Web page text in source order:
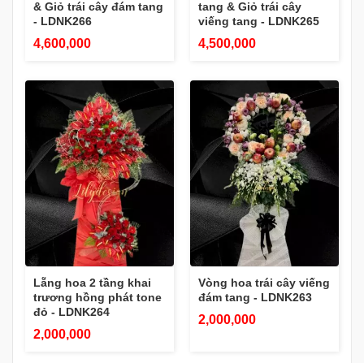
& Giỏ trái cây đám tang
- LDNK266
4,600,000
tang & Giỏ trái cây
viếng tang - LDNK265
4,500,000
Lẵng hoa 2 tầng khai
trương hồng phát tone
đỏ - LDNK264
2,000,000
Vòng hoa trái cây viếng
đám tang - LDNK263
2,000,000